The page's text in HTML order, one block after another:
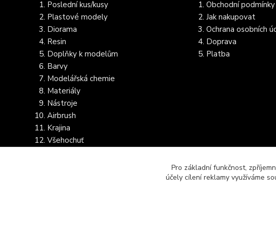
Poslední kus/kusy
Plastové modely
Diorama
Resin
Doplňky k modelům
Barvy
Modelářská chemie
Materiály
Nástroje
Airbrush
Krajina
Všehochuť
Obchodní podmínky
Jak nakupovat
Ochrana osobních
Doprava
Platba
Pro základní funkčnost,
účely cílení reklamy využíváme